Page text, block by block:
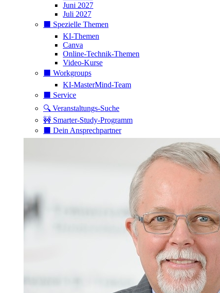
Juni 2027
Juli 2027
⬛️ Spezielle Themen
KI-Themen
Canva
Online-Technik-Themen
Video-Kurse
⬛️ Workgroups
KI-MasterMind-Team
⬛️ Service
🔍 Veranstaltungs-Suche
🚧 Smarter-Study-Programm
⬛️ Dein Ansprechpartner